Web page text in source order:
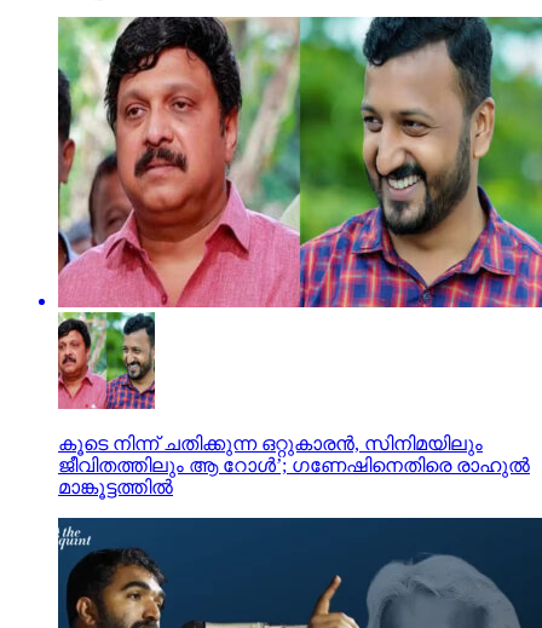
കൂടെ നിന്ന് ചതിക്കുന്ന ഒറ്റുകാരന്‍, സിനിമയിലും
ജീവിതത്തിലും ആ റോള്‍’; ഗണേഷിനെതിരെ രാഹുല്‍
മാങ്കൂട്ടത്തില്‍